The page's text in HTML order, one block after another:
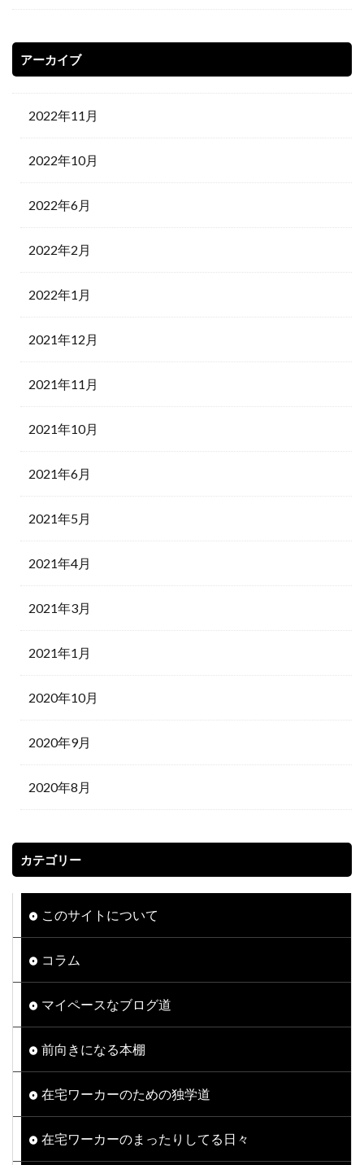
アーカイブ
2022年11月
2022年10月
2022年6月
2022年2月
2022年1月
2021年12月
2021年11月
2021年10月
2021年6月
2021年5月
2021年4月
2021年3月
2021年1月
2020年10月
2020年9月
2020年8月
カテゴリー
このサイトについて
コラム
マイペースなブログ道
前向きになる本棚
在宅ワーカーのための独学道
在宅ワーカーのまったりしてる日々